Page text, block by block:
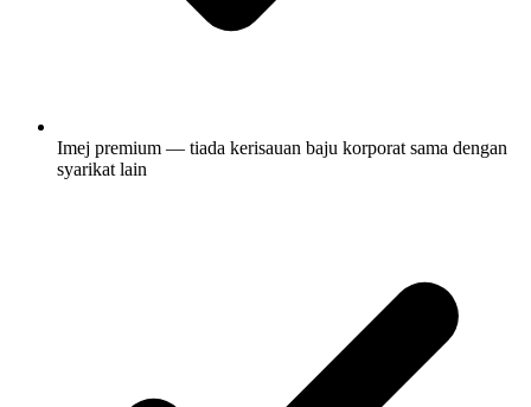
Imej premium — tiada kerisauan baju korporat sama dengan
syarikat lain